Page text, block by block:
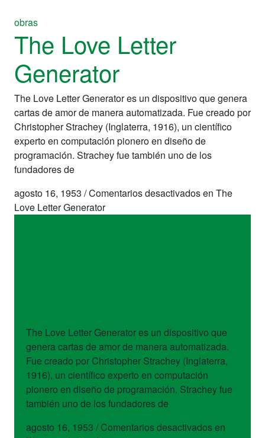
obras
The Love Letter
Generator
The Love Letter Generator es un dispositivo que genera
cartas de amor de manera automatizada. Fue creado por
Christopher Strachey (Inglaterra, 1916), un científico
experto en computación pionero en diseño de
programación. Strachey fue también uno de los
fundadores de
agosto 16, 1953 /Comentarios desactivadosen The
Love Letter Generator
The Love Letter Generator es un dispositivo que
genera cartas de amor de manera automatizada.
Fue creado por Christopher Strachey (Inglaterra,
1916), un científico experto en computación
pionero en diseño de programación. Strachey fue
también uno de los fundadores de
agosto 16, 1953 / Comentarios desactivadosen